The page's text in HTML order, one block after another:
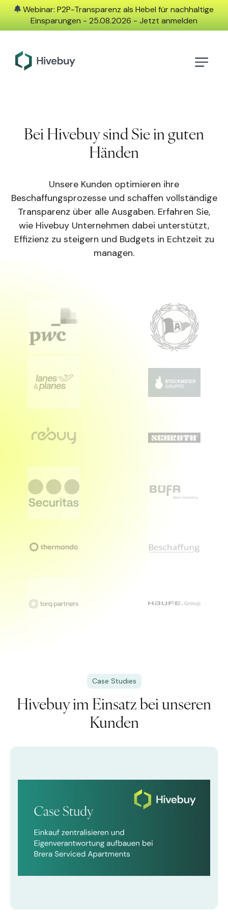
Webinar: P2P-Transparenz als Hebel für nachhaltige
Einsparungen - 25.08.2026 - Jetzt anmelden
Bei Hivebuy sind Sie in guten
Händen
Unsere Kunden optimieren ihre
Beschaffungsprozesse und schaffen vollständige
Transparenz über alle Ausgaben. Erfahren Sie,
wie Hivebuy Unternehmen dabei unterstützt,
Effizienz zu steigern und Budgets in Echtzeit zu
managen.
Case Studies
Hivebuy im Einsatz bei unseren
Kunden